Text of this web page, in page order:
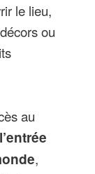
le lieu,
ou
au
l’entrée
,